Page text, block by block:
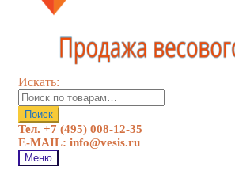
Искать:
Поиск
Тел. +7 (495) 008-12-35
E-MAIL: info@vesis.ru
Меню